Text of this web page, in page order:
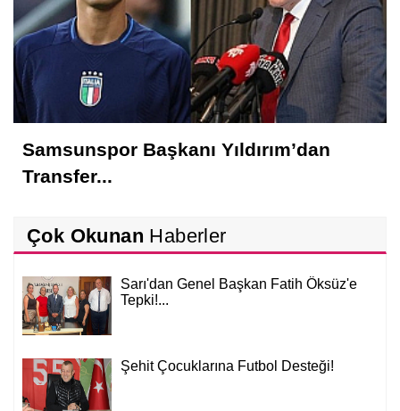
Samsunspor Başkanı Yıldırım’dan
Transfer...
Çok Okunan Haberler
Sarı'dan Genel Başkan Fatih Öksüz'e
Tepki!...
Şehit Çocuklarına Futbol Desteği!